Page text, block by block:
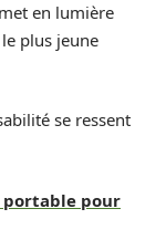
en lumière
plus jeune
se ressent
portable pour